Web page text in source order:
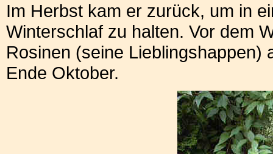
Im Herbst kam er zurück, um in
Winterschlaf zu halten. Vor dem
Rosinen (seine Lieblingshappen)
Ende Oktober.